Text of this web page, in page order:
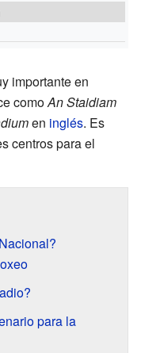
importante en
comoAn Staidiam
en inglés. Es
centros para el
para la